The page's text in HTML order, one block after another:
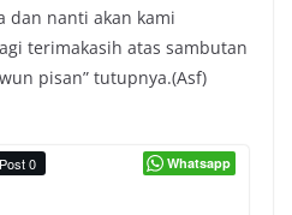
dan nanti akan kami
terimakasih atas sambutan
pisan” tutupnya.(Asf)
Post 0 Whatsapp